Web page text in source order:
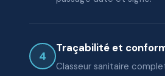
4
Traçabilité et
Classeur sanitaire